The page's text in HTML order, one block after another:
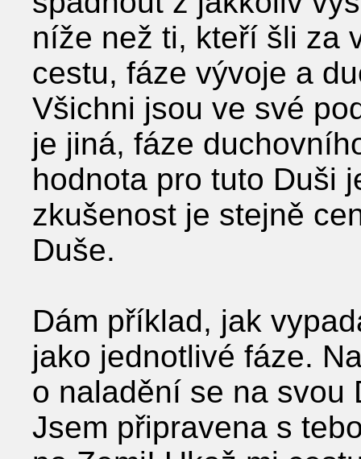
níže než ti, kteří šli za
cestu, fáze vývoje a
Všichni jsou ve své
je jiná, fáze
hodnota pro tuto Duši
zkušenost je stejně
Duše.
Dám příklad, jak
jako jednotlivé fáze.
o naladění se na svou
Jsem připravena s